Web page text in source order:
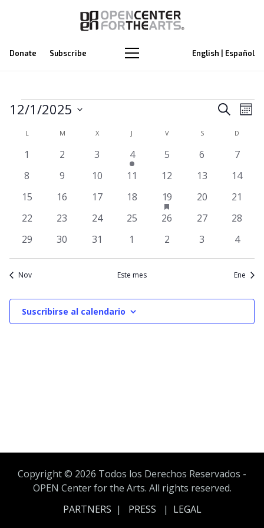
Donate Subscribe English | Español
Eventos
de
de
Buscar
Mes
12/1/2025
fecha.
Calendario
de
Eventos
LLUNES M XMIÉRCOLESJ VVIERNES SSÁBADO D
01
0
2
0
3
1
evento
4
0
5
0
6
0
7
0
8
0
9
010
011
012
013
014
015
016
017
018
1
evento
19tiene
eventos
destacado
0
20
0
21
0
22
0
23
0
24
0
25
0
26
0
27
0
28
0
29
0
30
0
31
01
0
2
0
3
0
4
Nov Este mes Ene
Suscribirse al calendario
Copyright © 2026 Todos los Derechos Reservados -
OPEN Center for the Arts. All rights reserved.
PARTNERS | PRESS | LEGAL